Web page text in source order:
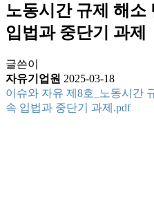
노동시간 규제 해소
입법과 중단기 과제
글쓴이
자유기업원 2025-03-18
이슈와 자유 제8호_노동시간
속 입법과 중단기 과제.pdf